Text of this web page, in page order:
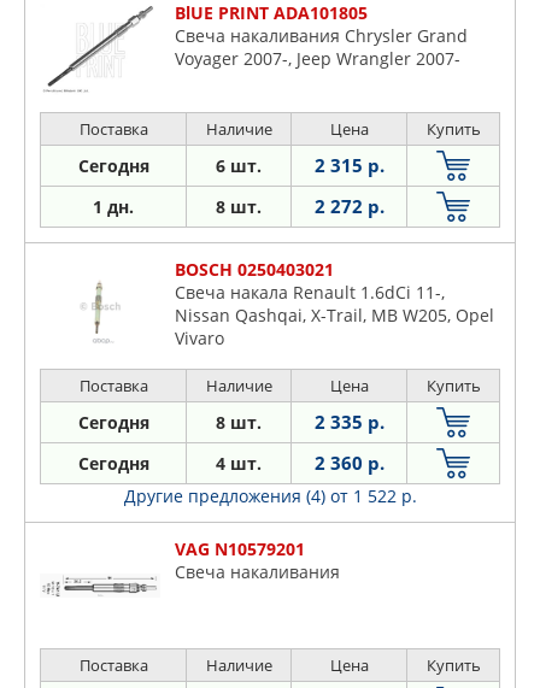
BlUE PRINT ADA101805
Свеча накаливания Chrysler Grand
Voyager 2007-, Jeep Wrangler 2007-
Поставка Наличие Цена Купить
Сегодня 6 шт. 2 315 р.
1 дн. 8 шт. 2 272 р.
BOSCH 0250403021
Свеча накала Renault 1.6dCi 11-,
Nissan Qashqai, X-Trail, MB W205, Opel
Vivaro
Поставка Наличие Цена Купить
Сегодня 8 шт. 2 335 р.
Сегодня 4 шт. 2 360 р.
Другие предложения (4) от 1 522 р.
VAG N10579201
Свеча накаливания
Поставка Наличие Цена Купить